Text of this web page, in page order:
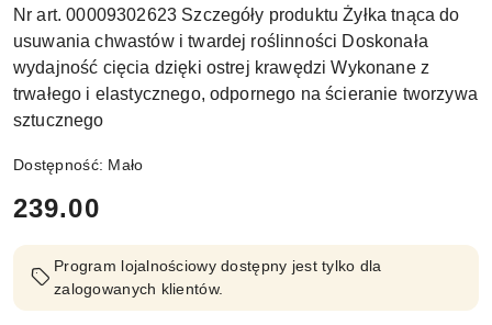
Nr art. 00009302623 Szczegóły produktu Żyłka tnąca do
usuwania chwastów i twardej roślinności Doskonała
wydajność cięcia dzięki ostrej krawędzi Wykonane z
trwałego i elastycznego, odpornego na ścieranie tworzywa
sztucznego
Dostępność: Mało
cena:
239.00
Program lojalnościowy dostępny jest tylko dla
zalogowanych klientów.